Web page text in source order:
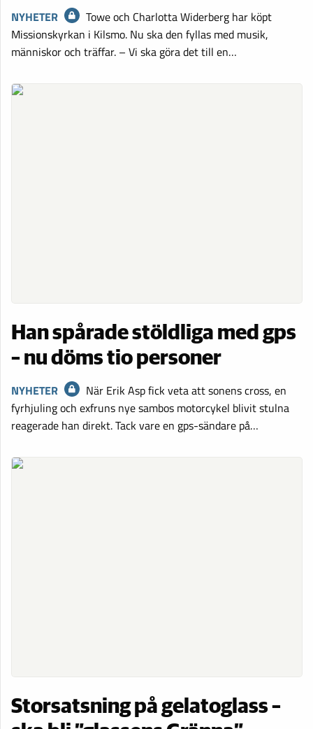
NYHETER
Towe och Charlotta Widerberg har köpt
Missionskyrkan i Kilsmo. Nu ska den fyllas med musik,
människor och träffar. – Vi ska göra det till en…
Han spårade stöldliga med gps
– nu döms tio personer
NYHETER
När Erik Asp fick veta att sonens cross, en
fyrhjuling och exfruns nye sambos motorcykel blivit stulna
reagerade han direkt. Tack vare en gps-sändare på…
Storsatsning på gelatoglass –